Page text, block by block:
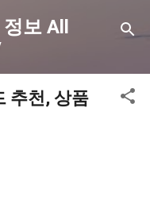
뛰기
보 All
추천, 상품